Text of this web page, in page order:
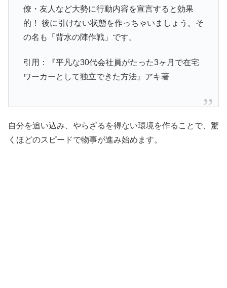
僚・友人など大勢に行動内容を宣言すると効果
的！ 後に引けない状態を作っちゃいましょう。そ
の名も「背水の陣作戦」です。
引用：『平凡な30代会社員がたった3ヶ月で在宅
ワーカーとして独立できた方法』アキ著
自分を追い込み、やらざるを得ない環境を作ることで、驚
くほどのスピードで物事が進み始めます。